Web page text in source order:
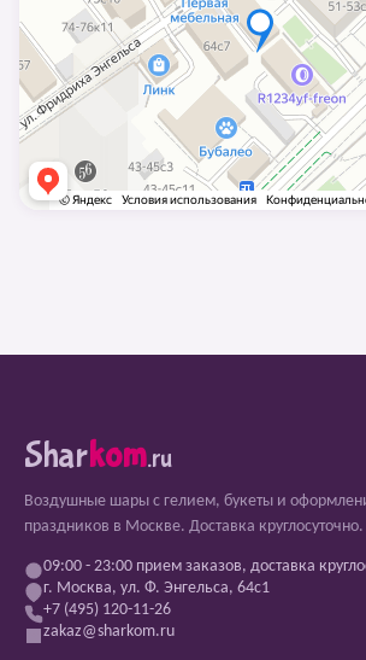
Sharkom.ru
Воздушные шары с гелием, букеты и
праздников в Москве. Доставка круглосуточно.
09:00 - 23:00 прием заказов, доставка
г. Москва, ул. Ф. Энгельса, 64с1
+7 (495) 120-11-26
zakaz@sharkom.ru